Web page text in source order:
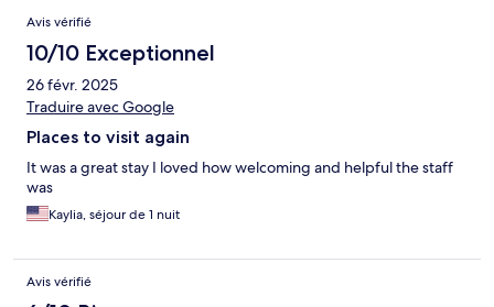
Avis vérifié
10/10 Exceptionnel
26 févr. 2025
Traduire avec Google
Places to visit again
It was a great stay I loved how welcoming and helpful the staff
was
Kaylia, séjour de 1 nuit
Avis vérifié